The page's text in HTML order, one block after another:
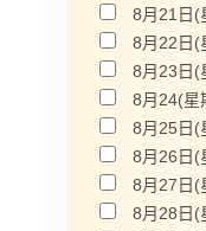
8月21日(
8月22日(
8月23日(
8月24(星
8月25日(
8月26日(
8月27日(
8月28日(